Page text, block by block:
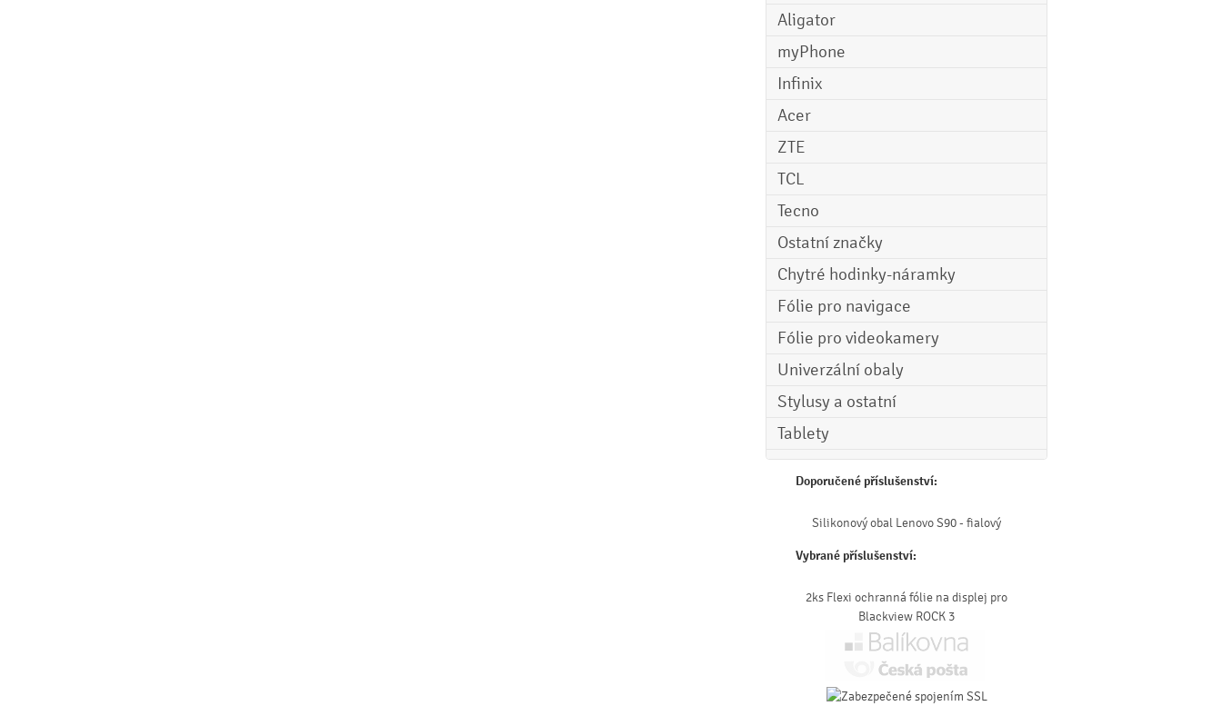
Aligator
myPhone
Infinix
Acer
ZTE
TCL
Tecno
Ostatní značky
Chytré hodinky-náramky
Fólie pro navigace
Fólie pro videokamery
Univerzální obaly
Stylusy a ostatní
Tablety
Doporučené příslušenství:
Silikonový obal Lenovo S90 - fialový
Vybrané příslušenství:
2ks Flexi ochranná fólie na displej pro
Blackview ROCK 3